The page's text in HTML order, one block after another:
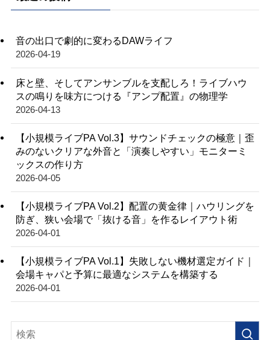
音の出口で劇的に変わるDAWライフ
2026-04-19
床と壁、そしてアンサンブルを支配しろ！ライブハウ
スの鳴りを味方につける『アンプ配置』の物理学
2026-04-13
【小規模ライブPA Vol.3】サウンドチェックの極意｜歪
みのないクリアな外音と「演奏しやすい」モニターミ
ックスの作り方
2026-04-05
【小規模ライブPA Vol.2】配置の黄金律｜ハウリングを
防ぎ、狭い会場で「抜ける音」を作るレイアウト術
2026-04-01
【小規模ライブPA Vol.1】失敗しない機材選定ガイド｜
会場キャパと予算に最適なシステムを構築する
2026-04-01